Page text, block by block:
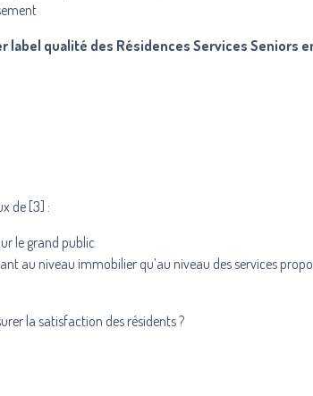
label qualité des Résidences Services Seniors
de [3] :
le grand public
au niveau immobilier qu’au niveau des services
la satisfaction des résidents ?